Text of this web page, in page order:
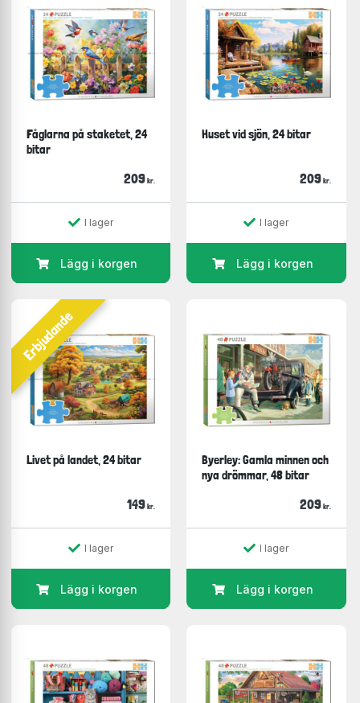
Fåglarna på staketet, 24
bitar
209 kr.
I lager
Lägg i korgen
Huset vid sjön, 24 bitar
209 kr.
I lager
Lägg i korgen
Erbjudande
Livet på landet, 24 bitar
149 kr.
I lager
Lägg i korgen
Byerley: Gamla minnen och
nya drömmar, 48 bitar
209 kr.
I lager
Lägg i korgen